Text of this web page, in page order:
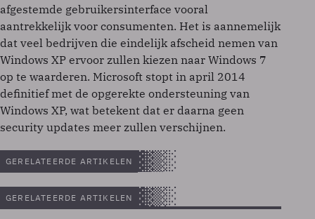
afgestemde gebruikersinterface vooral
aantrekkelijk voor consumenten. Het is aannemelijk
dat veel bedrijven die eindelijk afscheid nemen van
Windows XP ervoor zullen kiezen naar Windows 7
op te waarderen. Microsoft stopt in april 2014
definitief met de opgerekte ondersteuning van
Windows XP, wat betekent dat er daarna geen
security updates meer zullen verschijnen.
GERELATEERDE ARTIKELEN
GERELATEERDE ARTIKELEN